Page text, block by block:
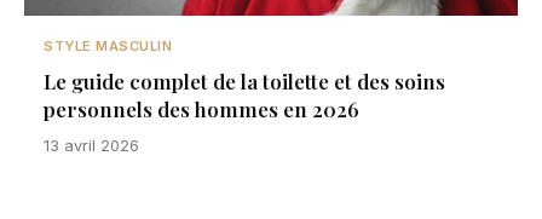
STYLE MASCULIN
Le guide complet de la toilette et des soins
personnels des hommes en 2026
13 avril 2026